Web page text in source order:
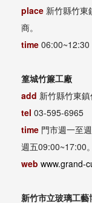
place 新竹縣竹東
商。
time 06:00~12:30
篁城竹簾工廠
add 新竹縣竹東
tel 03-595-6965
time 門市週一至
週五09:00~17:00。
web www.grand-
新竹市立玻璃工藝